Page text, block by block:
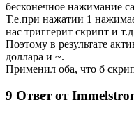
бесконечное нажимание
Т.е.при нажатии 1
нас триггерит скрипт и
Поэтому в результате
доллара и ~.
Применил оба, что б
9 Ответ от